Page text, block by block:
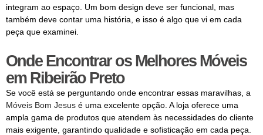
integram ao espaço. Um bom design deve ser funcional, mas
também deve contar uma história, e isso é algo que vi em cada
peça que examinei.
Onde Encontrar os Melhores Móveis
em Ribeirão Preto
Se você está se perguntando onde encontrar essas maravilhas, a
Móveis Bom Jesus é uma excelente opção. A loja oferece uma
ampla gama de produtos que atendem às necessidades do cliente
mais exigente, garantindo qualidade e sofisticação em cada peça.